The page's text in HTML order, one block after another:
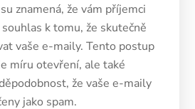
znamená, že vám příjemci
k tomu, že skutečně
vaše e-maily. Tento postup
míru otevření, ale také
že vaše e-maily
jako spam.